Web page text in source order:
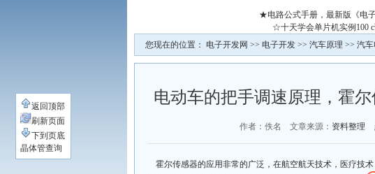
★电路公式手册，最新版《电
☆十天学会单片机实例100
您现在的位置： 电子开发网 >> 电子开发 >> 汽车原理 >> 汽
电动车的把手调速原理，霍
作者：佚名 文章来源： 资料整理
霍尔传感器的应用非常的广泛，在航空航天技术，医疗技
返回顶部
刷新页面
下到页底
晶体管查询